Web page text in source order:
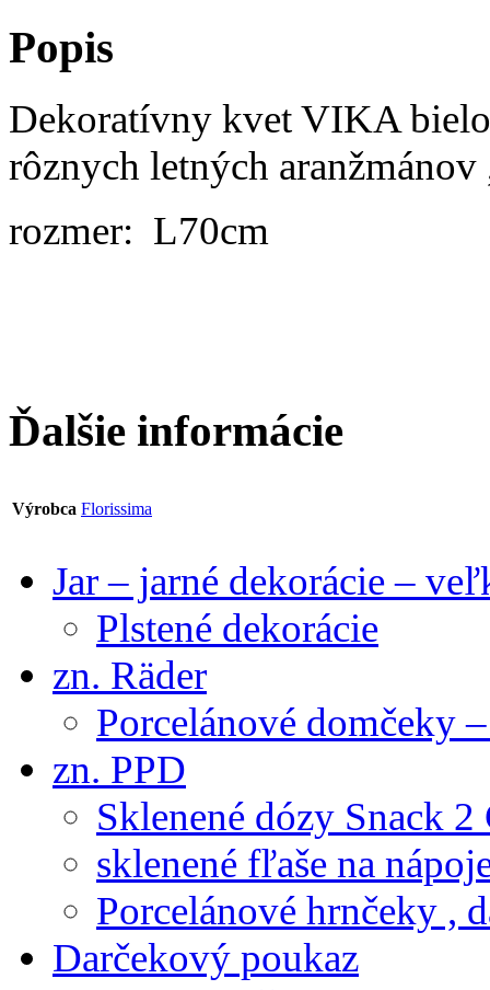
Popis
Dekoratívny kvet VIKA
rôznych letných
rozmer: L70cm
Ďalšie informácie
Výrobca Florissima
Jar – jarné dekorácie –
Plstené dekorácie
zn. Räder
Porcelánové domčeky
zn. PPD
Sklenené dózy Snack 2
sklenené fľaše na
Porcelánové hrnčeky ,
Darčekový poukaz